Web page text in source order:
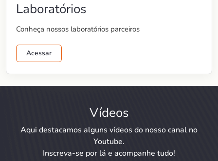
Laboratórios
Conheça nossos laboratórios parceiros
Acessar
Vídeos
Aqui destacamos alguns vídeos do nosso canal no
Youtube.
Inscreva-se por lá e acompanhe tudo!